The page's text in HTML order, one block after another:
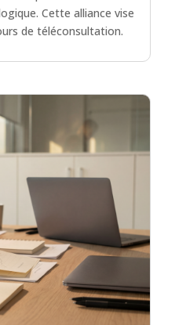
Cette alliance vise
de téléconsultation.